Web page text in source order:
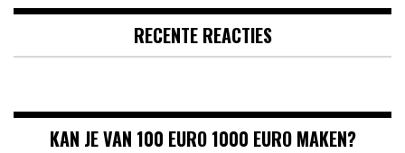
RECENTE REACTIES
KAN JE VAN 100 EURO 1000 EURO MAKEN?